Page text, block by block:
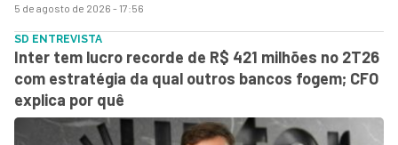
5 de agosto de 2026 - 17:56
SD ENTREVISTA
Inter tem lucro recorde de R$ 421 milhões no 2T26
com estratégia da qual outros bancos fogem; CFO
explica por quê